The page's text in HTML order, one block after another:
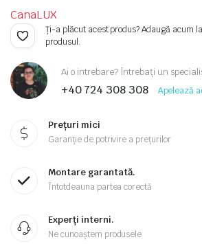
CanaLUX
Ți-a plăcut acest produs? Adaugă acum
produsul.
Ai o intrebare? Întrebați un
+40 724 308 308 Apelează
Prețuri mici
Garanție de potrivire a prețurilor
Montare garantată.
Întotdeauna partea corectă
Experți interni.
Ne cunoaștem produsele